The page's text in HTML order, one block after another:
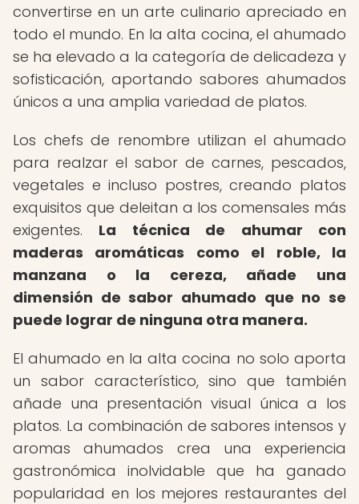
convertirse en un arte culinario apreciado en
todo el mundo. En la alta cocina, el ahumado
se ha elevado a la categoría de delicadeza y
sofisticación, aportando sabores ahumados
únicos a una amplia variedad de platos.
Los chefs de renombre utilizan el ahumado
para realzar el sabor de carnes, pescados,
vegetales e incluso postres, creando platos
exquisitos que deleitan a los comensales más
exigentes. La técnica de ahumar con
maderas aromáticas como el roble, la
manzana o la cereza, añade una
dimensión de sabor ahumado que no se
puede lograr de ninguna otra manera.
El ahumado en la alta cocina no solo aporta
un sabor característico, sino que también
añade una presentación visual única a los
platos. La combinación de sabores intensos y
aromas ahumados crea una experiencia
gastronómica inolvidable que ha ganado
popularidad en los mejores restaurantes del